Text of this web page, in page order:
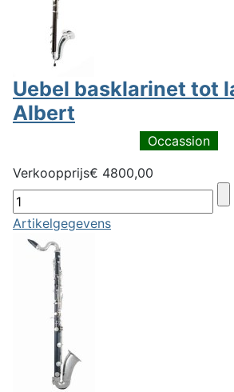
Uebel basklarinet tot
Albert
Occassion
Verkoopprijs€ 4800,00
Artikelgegevens